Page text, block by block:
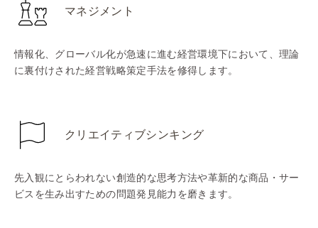
マネジメント
情報化、グローバル化が急速に進む経営環境下において、理論
に裏付けされた経営戦略策定手法を修得します。
クリエイティブシンキング
先入観にとらわれない創造的な思考方法や革新的な商品・サー
ビスを生み出すための問題発見能力を磨きます。